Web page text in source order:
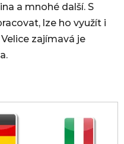
a mnohé další. S
lze ho využít i
zajímavá je